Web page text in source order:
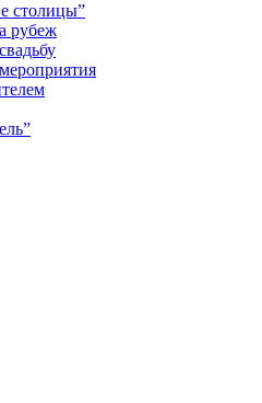
столицы”
рубеж